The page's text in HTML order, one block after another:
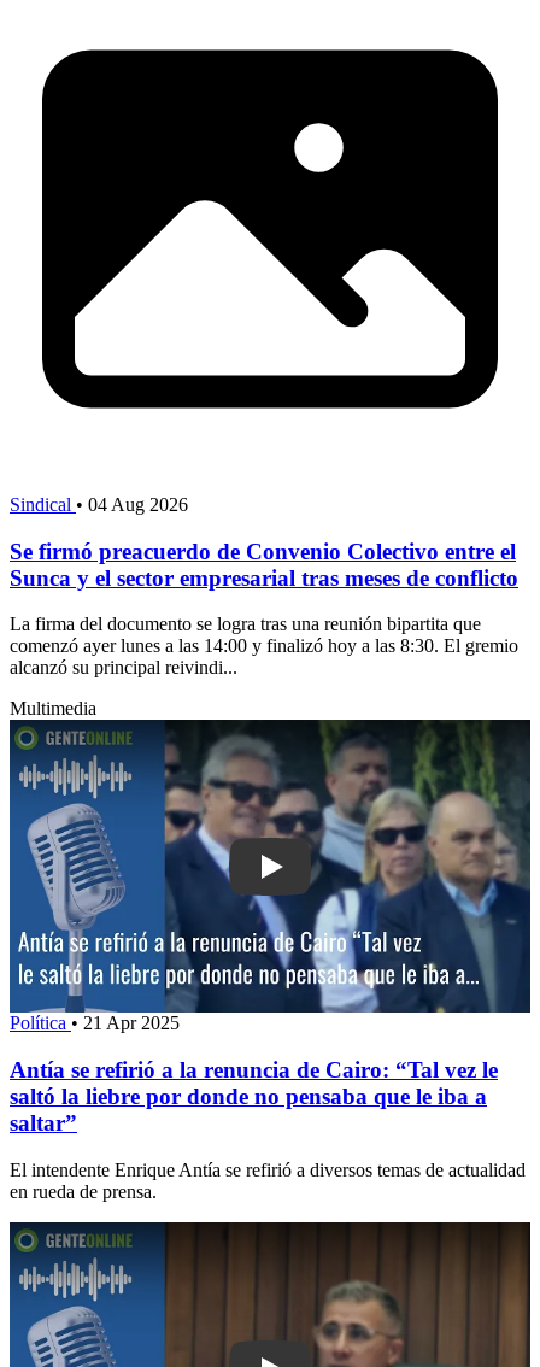
Sindical • 04 Aug 2026
Se firmó preacuerdo de Convenio Colectivo entre el
Sunca y el sector empresarial tras meses de conflicto
La firma del documento se logra tras una reunión bipartita que
comenzó ayer lunes a las 14:00 y finalizó hoy a las 8:30. El gremio
alcanzó su principal reivindi...
Multimedia
Play: Antía se refirió a la renuncia de
Política • 21 Apr 2025
Antía se refirió a la renuncia de Cairo: “Tal vez le
saltó la liebre por donde no pensaba que le iba a
saltar”
El intendente Enrique Antía se refirió a diversos temas de actualidad
en rueda de prensa.